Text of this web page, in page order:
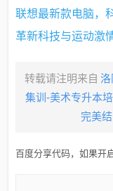
联想最新款电脑，
革新科技与运动激
转载请注明来自
集训-美术专升本
完美
百度分享代码，如果开